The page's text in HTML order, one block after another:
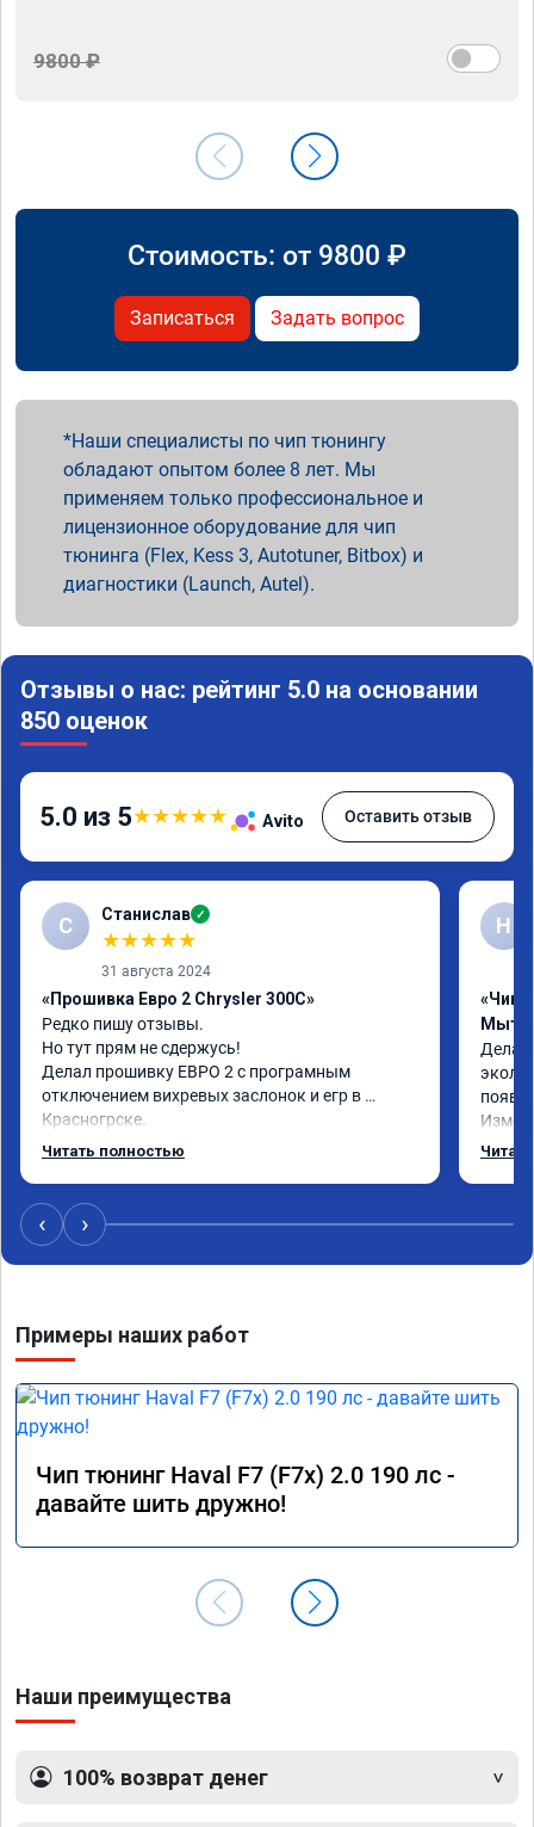
9800 ₽
Стоимость: от 9800 ₽
Записаться Задать вопрос
Наши специалисты по чип тюнингу
обладают опытом более 8 лет. Мы
применяем только профессиональное и
лицензионное оборудование для чип
тюнинга (Flex, Kess 3, Autotuner, Bitbox) и
диагностики (Launch, Autel).
Отзывы о нас: рейтинг 5.0 на основании
850 оценок
5.0 из 5★★★★★ Avito Оставить отзыв
С Станислав ✓
★★★★★
31 августа 2024
«Прошивка Евро 2 Chrysler 300C»
Редко пишу отзывы.
Но тут прям не сдержусь!
Делал прошивку ЕВРО 2 с програмным
отключением вихревых заслонок и егр в
Красногрске.
Все прошло отлично,расход топлива
вихревых заслонок в аварийном режиме,но и
до удаления их расход топлива был выше чем
сейчас.
Читать полностью
Н
«Чип
Делал
потом
‹ ›
Примеры наших работ
Чип тюнинг Haval F7 (F7x) 2.0 190 лс -
давайте шить дружно!
Наши преимущества
100% возврат денег